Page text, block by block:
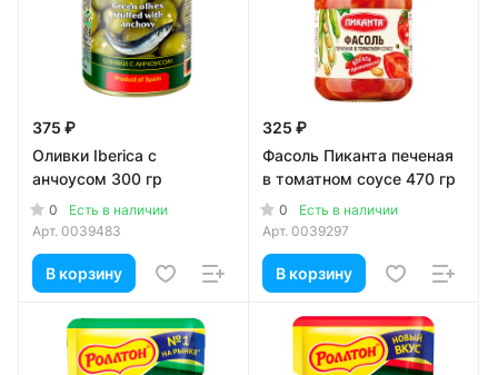
375 ₽
Оливки Iberica с
анчоусом 300 гр
0
Есть в наличии
Арт. 0039483
В корзину
325 ₽
Фасоль Пиканта печеная
в томатном соусе 470 гр
0
Есть в наличии
Арт. 0039297
В корзину